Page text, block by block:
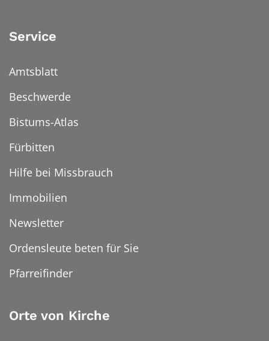
Service
Amtsblatt
Beschwerde
Bistums-Atlas
Fürbitten
Hilfe bei Missbrauch
Immobilien
Newsletter
Ordensleute beten für Sie
Pfarreifinder
Orte von Kirche